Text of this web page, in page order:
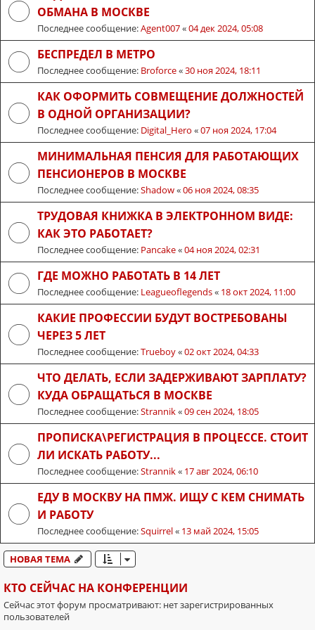
ОБМАНА В МОСКВЕ
Последнее сообщение:Agent007«04 дек 2024, 05:08
БЕСПРЕДЕЛ В МЕТРО
Последнее сообщение: Broforce«30 ноя 2024, 18:11
КАК ОФОРМИТЬ СОВМЕЩЕНИЕ ДОЛЖНОСТЕЙ
В ОДНОЙ ОРГАНИЗАЦИИ?
Последнее сообщение: Digital_Hero «07 ноя 2024, 17:04
МИНИМАЛЬНАЯ ПЕНСИЯ ДЛЯ РАБОТАЮЩИХ
ПЕНСИОНЕРОВ В МОСКВЕ
Последнее сообщение:Shadow«06 ноя 2024, 08:35
ТРУДОВАЯ КНИЖКА В ЭЛЕКТРОННОМ ВИДЕ:
КАК ЭТО РАБОТАЕТ?
Последнее сообщение: Pancake«04 ноя 2024, 02:31
ГДЕ МОЖНО РАБОТАТЬ В 14 ЛЕТ
Последнее сообщение: Leagueoflegends« 18 окт 2024, 11:00
КАКИЕ ПРОФЕССИИ БУДУТ ВОСТРЕБОВАНЫ
ЧЕРЕЗ 5 ЛЕТ
Последнее сообщение:Trueboy«02 окт 2024, 04:33
ЧТО ДЕЛАТЬ, ЕСЛИ ЗАДЕРЖИВАЮТ ЗАРПЛАТУ?
КУДА ОБРАЩАТЬСЯ В МОСКВЕ
Последнее сообщение:Strannik«09 сен 2024, 18:05
ПРОПИСКА\РЕГИСТРАЦИЯ В ПРОЦЕССЕ. СТОИТ
ЛИ ИСКАТЬ РАБОТУ...
Последнее сообщение:Strannik« 17 авг 2024, 06:10
ЕДУ В МОСКВУ НА ПМЖ. ИЩУ С КЕМ СНИМАТЬ
И РАБОТУ
Последнее сообщение:Squirrel« 13 май 2024, 15:05
НОВАЯ ТЕМА
КТО СЕЙЧАС НА КОНФЕРЕНЦИИ
Сейчас этот форум просматривают: нет зарегистрированных
пользователей